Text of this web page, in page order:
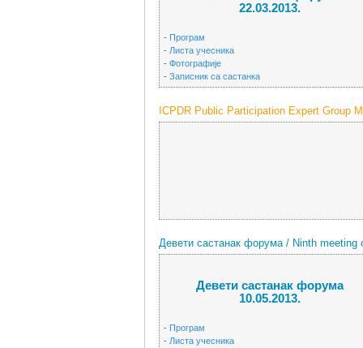
22.03.2013.
- Програм
- Листа учесника
-Фотографије
-Записник са састанка
ICPDR Public Participation Expert Group
Девети састанак форума / Ninth meeting
Девети састанак форума
10.05.2013.
- Програм
- Листа учесника